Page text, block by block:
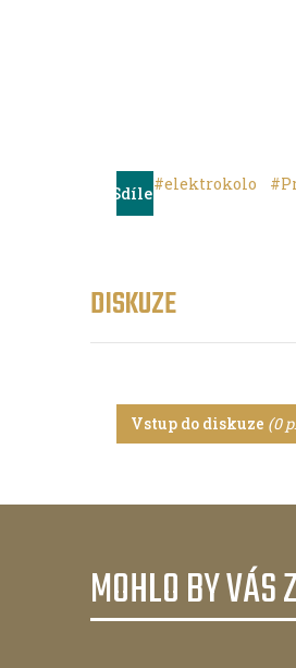
Sdílet#elektrokolo
DISKUZE
Vstup do diskuze (0
MOHLO BY VÁS